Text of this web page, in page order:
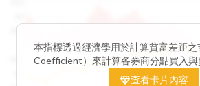
本指標透過經濟學用於計算貧富差距
Coefficient）來計算各券商分點買入與
集中程度。可做為籌碼面分析的一個重
查看卡片內容